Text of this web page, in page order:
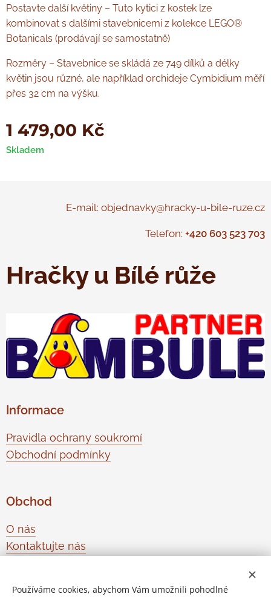
Postavte další květiny – Tuto kytici z kostek lze
kombinovat s dalšími stavebnicemi z kolekce LEGO®
Botanicals (prodávají se samostatně)
Rozměry – Stavebnice se skládá ze 749 dílků a délky
květin jsou různé, ale například orchideje Cymbidium měří
přes 32 cm na výšku.
1 479,00 Kč
Skladem
E-mail: objednavky@hracky-u-bile-ruze.cz
Telefon: +420 603 523 703
Hračky u Bílé růže
Informace
Pravidla ochrany soukromí
Obchodní podmínky
Obchod
O nás
Kontaktujte nás
Používáme cookies, abychom Vám umožnili pohodlné